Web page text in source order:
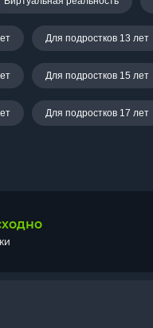
Для подростков 13 лет
Для подростков 15 лет
Для подростков 17 лет